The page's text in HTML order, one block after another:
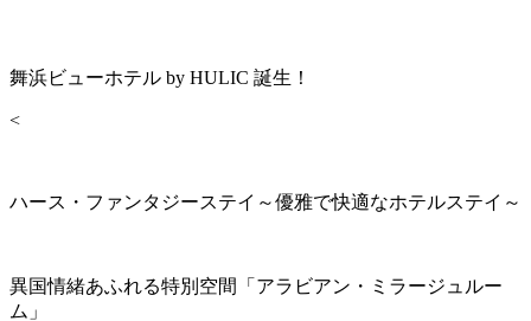
舞浜ビューホテル by HULIC 誕生！
<
ハース・ファンタジーステイ～優雅で快適なホテルステイ～
異国情緒あふれる特別空間「アラビアン・ミラージュルー
ム」